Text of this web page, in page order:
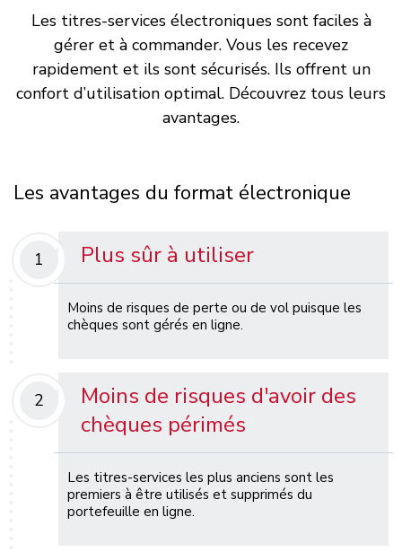
Les titres-services électroniques sont faciles à
gérer et à commander. Vous les recevez
rapidement et ils sont sécurisés. Ils offrent un
confort d’utilisation optimal. Découvrez tous leurs
avantages.
Les avantages du format électronique
1 Plus sûr à utiliser
Moins de risques de perte ou de vol puisque les
chèques sont gérés en ligne.
2
Moins de risques d'avoir des
chèques périmés
Les titres-services les plus anciens sont les
premiers à être utilisés et supprimés du
portefeuille en ligne.